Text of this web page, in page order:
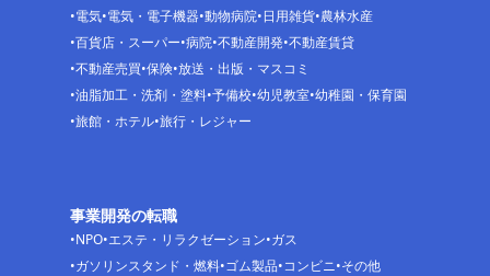
電気 電気・電子機器 動物病院 日用雑貨 農林水産
百貨店・スーパー 病院 不動産開発 不動産賃貸
不動産売買 保険 放送・出版・マスコミ
油脂加工・洗剤・塗料 予備校 幼児教室 幼稚園・保育園
旅館・ホテル 旅行・レジャー
事業開発の転職
NPO エステ・リラクゼーション ガス
ガソリンスタンド・燃料 ゴム製品 コンビニ その他